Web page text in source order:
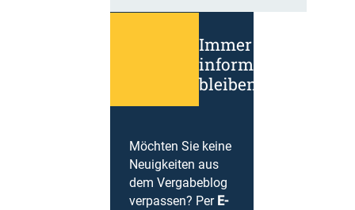
Immer
informiert
bleiben!
Möchten Sie keine
Neuigkeiten aus
dem Vergabeblog
verpassen? Per E-